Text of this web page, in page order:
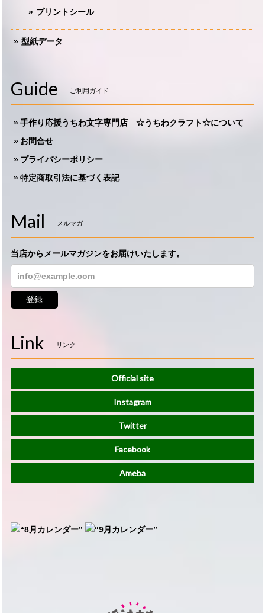
プリントシール
型紙データ
Guide ご利用ガイド
手作り応援うちわ文字専門店 ☆うちわクラフト☆について
お問合せ
プライバシーポリシー
特定商取引法に基づく表記
Mail メルマガ
当店からメールマガジンをお届けいたします。
登録
Link リンク
Official site
Instagram
Twitter
Facebook
Ameba